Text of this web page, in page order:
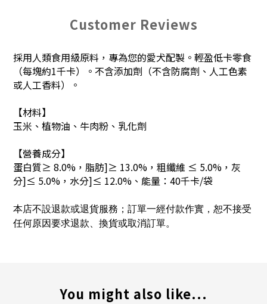
Customer Reviews
採用人類食用級原料，專為您的愛犬配製。輕盈低卡零食
（每塊約1千卡）。不含添加劑（不含防腐劑、人工色素
或人工香料）。
【材料】
玉米、植物油、牛肉粉、乳化劑
【營養成分】
蛋白質≥ 8.0%，脂肪]≥ 13.0%，粗纖維 ≤ 5.0%，灰
分]≤ 5.0%，水分]≤ 12.0%、能量：40千卡/袋
本店不設退款或退貨服務；訂單一經付款作實，恕不接受
任何原因要求退款、換貨或取消訂單。
You might also like...